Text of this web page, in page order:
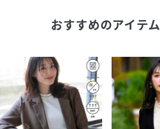
おすすめのアイテム